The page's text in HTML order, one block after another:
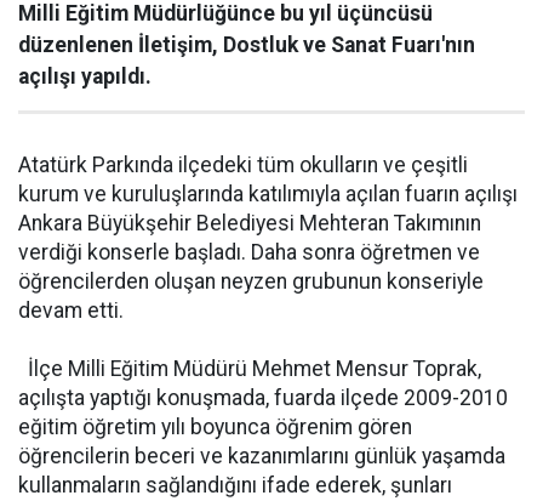
Milli Eğitim Müdürlüğünce bu yıl üçüncüsü
düzenlenen İletişim, Dostluk ve Sanat Fuarı'nın
açılışı yapıldı.
Atatürk Parkında ilçedeki tüm okulların ve çeşitli
kurum ve kuruluşlarında katılımıyla açılan fuarın açılışı
Ankara Büyükşehir Belediyesi Mehteran Takımının
verdiği konserle başladı. Daha sonra öğretmen ve
öğrencilerden oluşan neyzen grubunun konseriyle
devam etti.
İlçe Milli Eğitim Müdürü Mehmet Mensur Toprak,
açılışta yaptığı konuşmada, fuarda ilçede 2009-2010
eğitim öğretim yılı boyunca öğrenim gören
öğrencilerin beceri ve kazanımlarını günlük yaşamda
kullanmaların sağlandığını ifade ederek, şunları